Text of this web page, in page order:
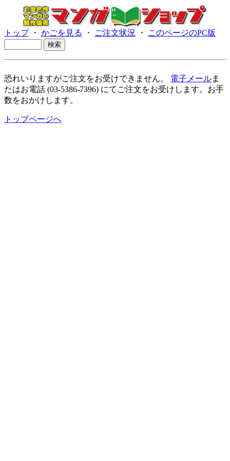
トップ・ かごを見る ・ ご注文状況 ・ このページのPC版
恐れいりますがご注文をお受けできません。 電子メールま
たはお電話 (03-5386-7396) にてご注文をお受けします。お手
数をおかけします。
トップページへ